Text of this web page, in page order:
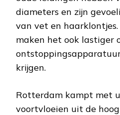
diameters en zijn
van vet en
maken het ook lastiger
krijgen.
Rotterdam kampt met
voortvloeien uit de